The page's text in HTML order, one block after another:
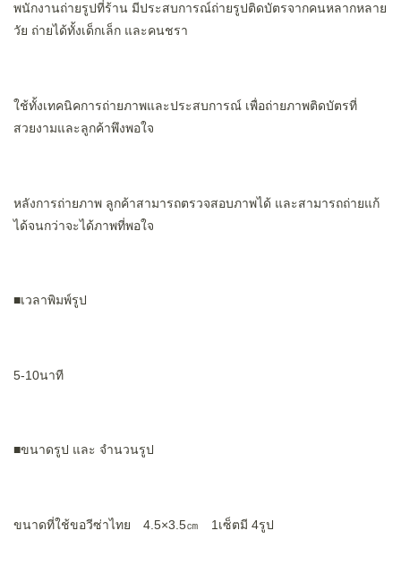
พนักงานถ่ายรูปที่ร้าน มีประสบการณ์ถ่ายรูปติดบัตรจากคนหลากหลาย
วัย ถ่ายได้ทั้งเด็กเล็ก และคนชรา
ใช้ทั้งเทคนิคการถ่ายภาพและประสบการณ์ เพื่อถ่ายภาพติดบัตรที่
สวยงามและลูกค้าพึงพอใจ
หลังการถ่ายภาพ ลูกค้าสามารถตรวจสอบภาพได้ และสามารถถ่ายแก้
ได้จนกว่าจะได้ภาพที่พอใจ
■เวลาพิมพ์รูป
5-10นาที
■ขนาดรูป และ จำนวนรูป
ขนาดที่ใช้ขอวีซ่าไทย 4.5×3.5㎝ 1เซ็ตมี 4รูป